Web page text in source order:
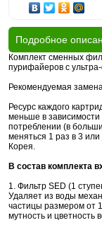
Подробное
Комплект сменных
пурифайеров с
Рекомендуемая
Ресурс каждого
меньше в
потреблении (в
меняться 1 раз в 3
Корея.
В состав комплекта
1. Фильтр SED (1
Удаляет из воды
частицы размером от
мутность и цветность